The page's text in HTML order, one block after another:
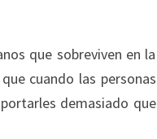
que sobreviven en la
cuando las personas
demasiado que